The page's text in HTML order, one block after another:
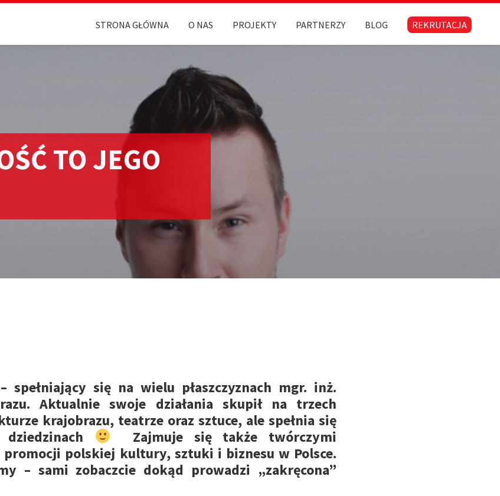
STRONA GŁÓWNA O NAS PROJEKTY PARTNERZY BLOG REKRUTACJA
TO JEGO
spełniający się na wielu płaszczyznach mgr. inż.
Aktualnie swoje działania skupił na trzech
krajobrazu, teatrze oraz sztuce, ale spełnia się
Zajmuje się także twórczymi
promocji polskiej kultury, sztuki i biznesu w Polsce.
– sami zobaczcie dokąd prowadzi „zakręcona”